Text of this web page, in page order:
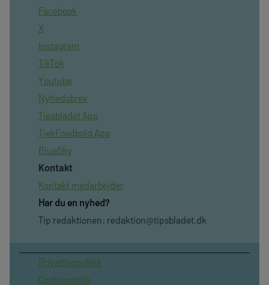
Facebook
X
Instagram
TikTok
Youtube
Nyhedsbrev
Tipsbladet App
TjekFoodbold App
BlueSky
Kontakt
Kontakt medarbejder
Har du en nyhed?
Tip redaktionen: redaktion@tipsbladet.dk
Privatilvspolitik
Cookiepolitik